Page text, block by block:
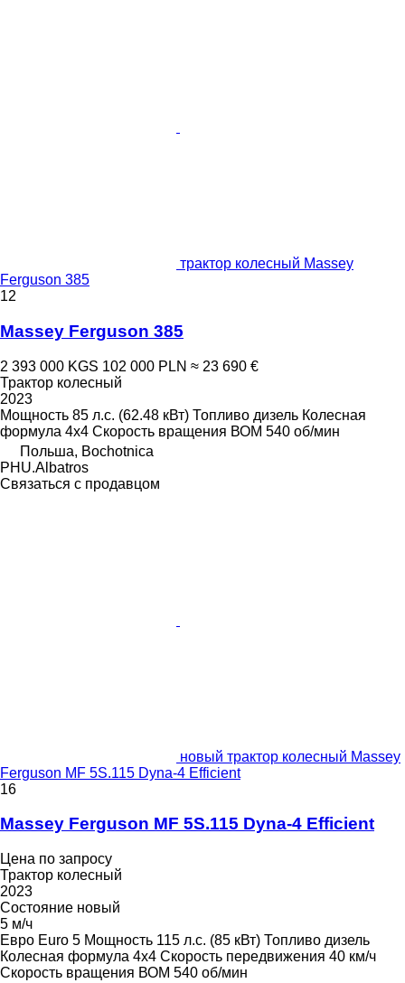
трактор колесный Massey
Ferguson 385
12
Massey Ferguson 385
2 393 000 KGS 102 000 PLN ≈ 23 690 €
Трактор колесный
2023
Мощность 85 л.с. (62.48 кВт) Топливо дизель Колесная
формула 4x4 Скорость вращения ВОМ 540 об/мин
Польша, Bochotnica
PHU.Albatros
Связаться с продавцом
новый трактор колесный Massey
Ferguson MF 5S.115 Dyna-4 Efficient
16
Massey Ferguson MF 5S.115 Dyna-4 Efficient
Цена по запросу
Трактор колесный
2023
Состояние новый
5 м/ч
Евро Euro 5 Мощность 115 л.с. (85 кВт) Топливо дизель
Колесная формула 4x4 Скорость передвижения 40 км/ч
Скорость вращения ВОМ 540 об/мин